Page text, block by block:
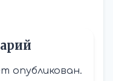
опубликован.